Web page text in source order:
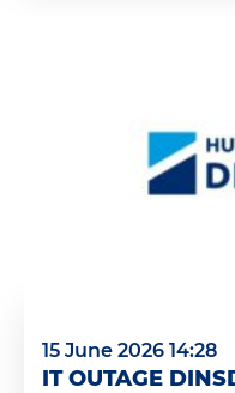
15 June 2026 14:28
IT OUTAGE